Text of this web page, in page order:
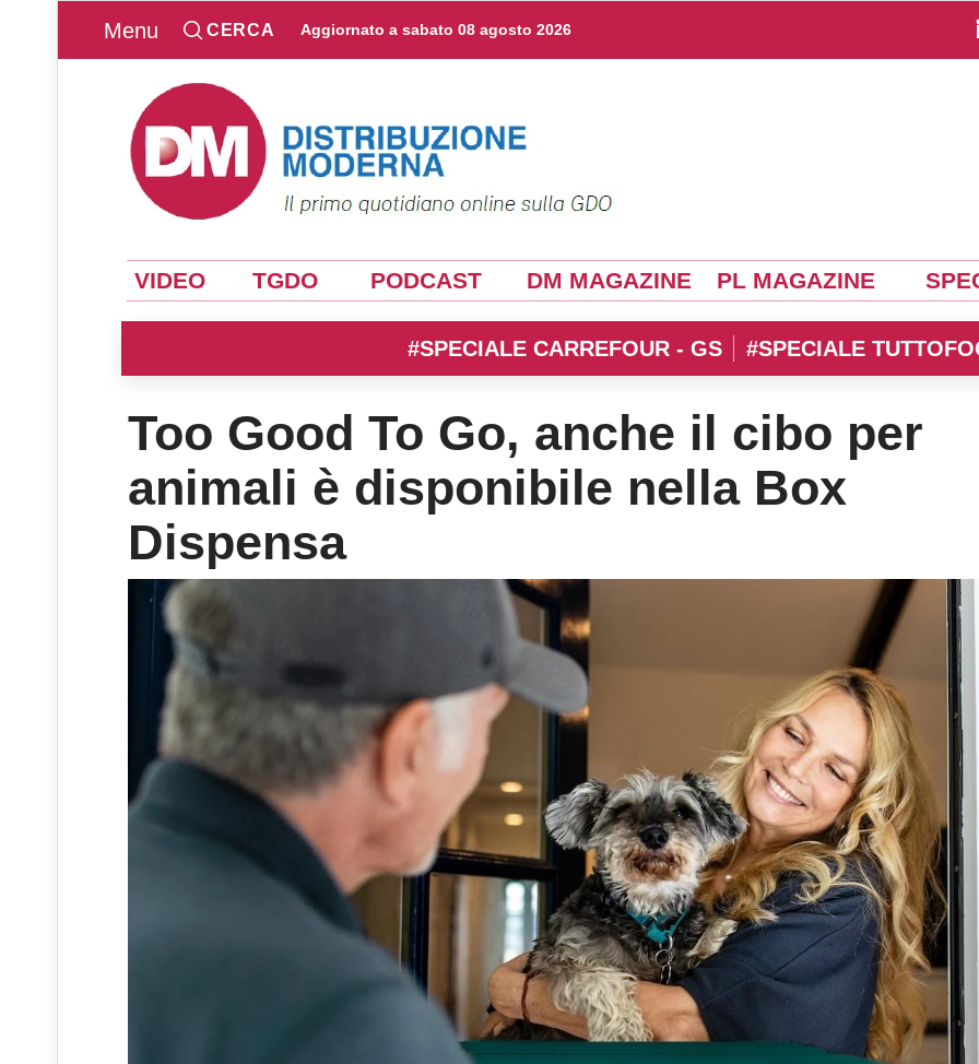
Menu CERCA Aggiornato a sabato 08 agosto 2026
VIDEO TGDO PODCAST DM MAGAZINE PL MAGAZINE
#SPECIALE CARREFOUR - GS #SPECIALE
Too Good To Go, anche il cibo per
animali è disponibile nella Box
Dispensa